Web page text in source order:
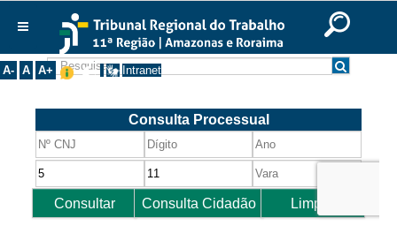
Ir para o rodapé
English
Português Español
A- A A+ Intranet
Institucional
Corregedoria
Composição
Desembargadores